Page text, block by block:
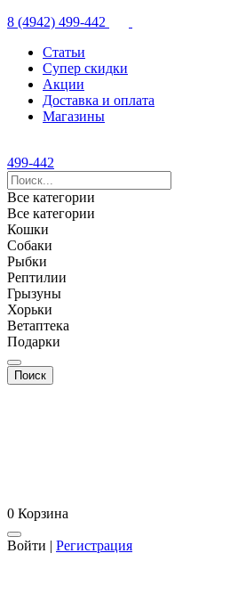
8 (4942) 499-442
Статьи
Супер скидки
Акции
Доставка и оплата
Магазины
499-442
Все категории
Все категории
Кошки
Собаки
Рыбки
Рептилии
Грызуны
Хорьки
Ветаптека
Подарки
0 Корзина
Войти | Регистрация